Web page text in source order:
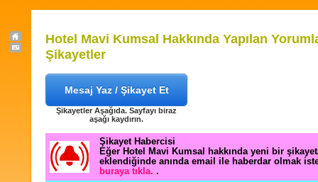
Hotel Mavi Kumsal Hakkında Yapılan
Şikayetler
Mesaj Yaz / Şikayet Et
Şikayetler Aşağıda. Sayfayı biraz
aşağı kaydırın.
Şikayet Habercisi
Eğer Hotel Mavi Kumsal hakkında yeni bir
eklendiğinde anında email ile haberdar olmak
buraya tıkla. .